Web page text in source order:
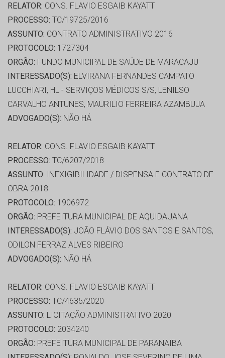
RELATOR: CONS. FLAVIO ESGAIB KAYATT
PROCESSO: TC/19725/2016
ASSUNTO: CONTRATO ADMINISTRATIVO 2016
PROTOCOLO: 1727304
ORGÃO: FUNDO MUNICIPAL DE SAÚDE DE MARACAJU
INTERESSADO(S): ELVIRANA FERNANDES CAMPATO
LUCCHIARI, HL - SERVIÇOS MÉDICOS S/S, LENILSO
CARVALHO ANTUNES, MAURILIO FERREIRA AZAMBUJA
ADVOGADO(S): NÃO HÁ
RELATOR: CONS. FLAVIO ESGAIB KAYATT
PROCESSO: TC/6207/2018
ASSUNTO: INEXIGIBILIDADE / DISPENSA E CONTRATO DE
OBRA 2018
PROTOCOLO: 1906972
ORGÃO: PREFEITURA MUNICIPAL DE AQUIDAUANA
INTERESSADO(S): JOÃO FLÁVIO DOS SANTOS E SANTOS,
ODILON FERRAZ ALVES RIBEIRO
ADVOGADO(S): NÃO HÁ
RELATOR: CONS. FLAVIO ESGAIB KAYATT
PROCESSO: TC/4635/2020
ASSUNTO: LICITAÇÃO ADMINISTRATIVO 2020
PROTOCOLO: 2034240
ORGÃO: PREFEITURA MUNICIPAL DE PARANAIBA